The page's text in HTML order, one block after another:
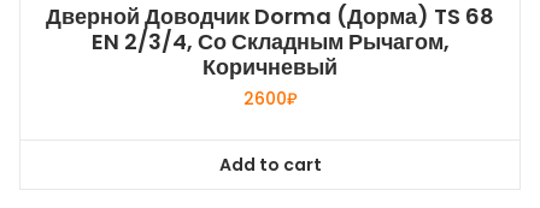
Дверной Доводчик Dorma (Дорма) TS 68
EN 2/3/4, Со Складным Рычагом,
Коричневый
2600₽
Add to cart